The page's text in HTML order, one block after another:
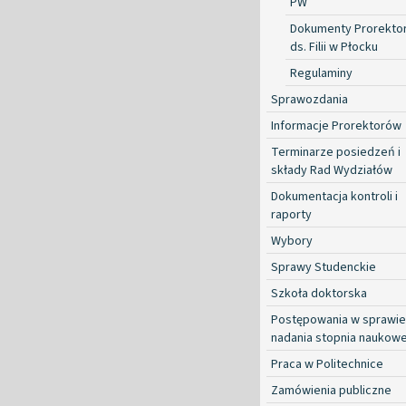
Dokumenty
ds. Filii w Płocku
Regulaminy
Sprawozdania
Informacje Prorektorów
Terminarze posiedzeń i
składy Rad Wydziałów
Dokumentacja kontroli i
raporty
Wybory
Sprawy Studenckie
Szkoła doktorska
Postępowania w sprawie
nadania stopnia
Praca w Politechnice
Zamówienia publiczne